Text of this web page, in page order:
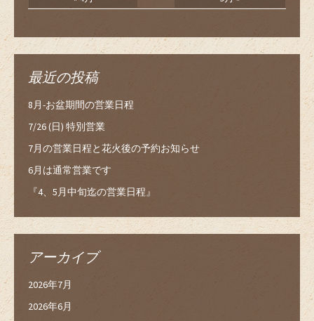
最近の投稿
8月-お盆期間の営業日程
7/26 (日) 特別営業
7月の営業日程と花火後の予約お知らせ
6月は通常営業です
『4、5月中旬迄の営業日程』
アーカイブ
2026年7月
2026年6月